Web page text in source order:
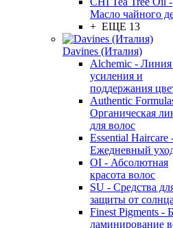
Масло чайного
+ ЕЩЕ 13
Davines (Италия)
Alchemic - Линия
усиления и
поддержания
Authentic
Органическая
для волос
Essential Haircare
Eжедневный
OI - Абсолютная
красота волос
SU - Средства
защиты от солнца
Finest Pigments -
ламинирование